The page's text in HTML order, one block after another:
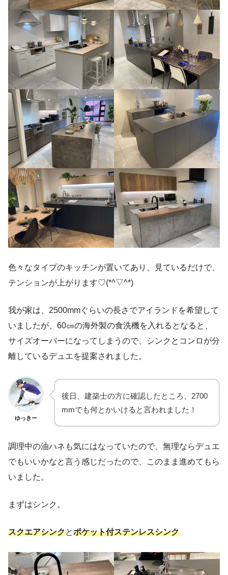
色々なタイプのキッチンが置いてあり、見ているだけで、
テンションが上がります♡(*^▽^*)
我が家は、2500mmぐらいの長さでアイランドを希望して
いましたが、60㎝の海外製の食洗機を入れるとなると、
サイズオーバーになってしまうので、シンクとコンロが分
離しているデュエを提案されました。
ゆっきー
後日、建築士の方に確認したところ、2700
mmでも何とかいけると言われました！
調理中の油ハネも気にはなっていたので、無理ならデュエ
でもいいかなと言う感じだったので、このまま進めてもら
いました。
まずはシンク。
スクエアシンクとポケット付ステンレスシンク